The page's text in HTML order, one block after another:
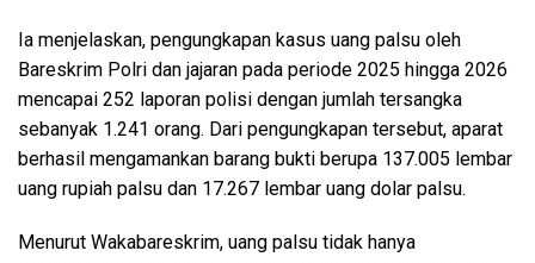
Ia menjelaskan, pengungkapan kasus uang palsu oleh
Bareskrim Polri dan jajaran pada periode 2025 hingga 2026
mencapai 252 laporan polisi dengan jumlah tersangka
sebanyak 1.241 orang. Dari pengungkapan tersebut, aparat
berhasil mengamankan barang bukti berupa 137.005 lembar
uang rupiah palsu dan 17.267 lembar uang dolar palsu.
Menurut Wakabareskrim, uang palsu tidak hanya